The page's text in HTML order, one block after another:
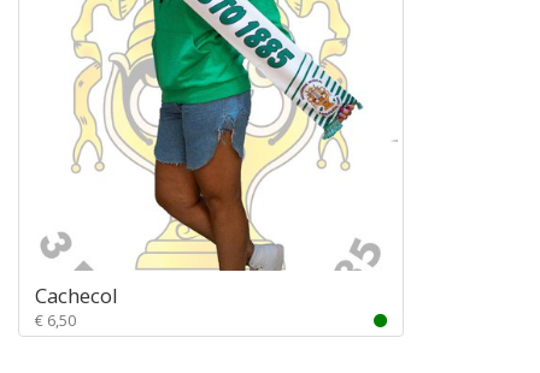
Cachecol
€ 6,50